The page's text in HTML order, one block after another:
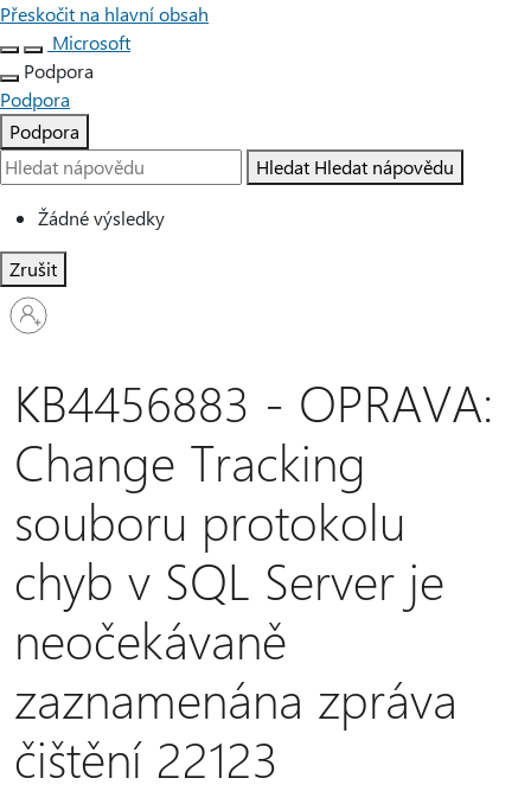
Přeskočit na hlavní obsah
Microsoft
Podpora
Podpora
Podpora
Hledat Hledat nápovědu
Žádné výsledky
Zrušit
Přihlaste
se
účtu
KB4456883 - OPRAVA:
Change Tracking
souboru protokolu
chyb v SQL Server je
neočekávaně
zaznamenána zpráva
čištění 22123